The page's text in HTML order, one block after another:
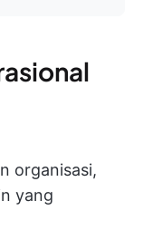
organisasi,
yang